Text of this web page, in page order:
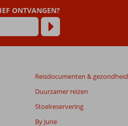
ONTVANGEN?
Reisdocumenten & gezondheid
Duurzamer reizen
Stoelreservering
By June